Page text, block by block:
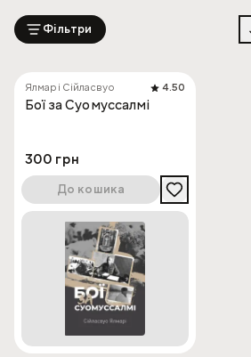
Фільтри
Ялмарі Сійласвуо 4.50
Бої за Суомуссалмі
300 грн
До кошика